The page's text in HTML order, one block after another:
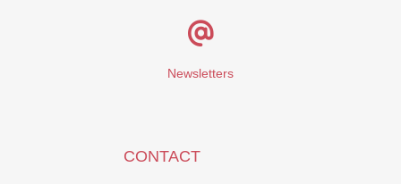
Newsletters
CONTACT